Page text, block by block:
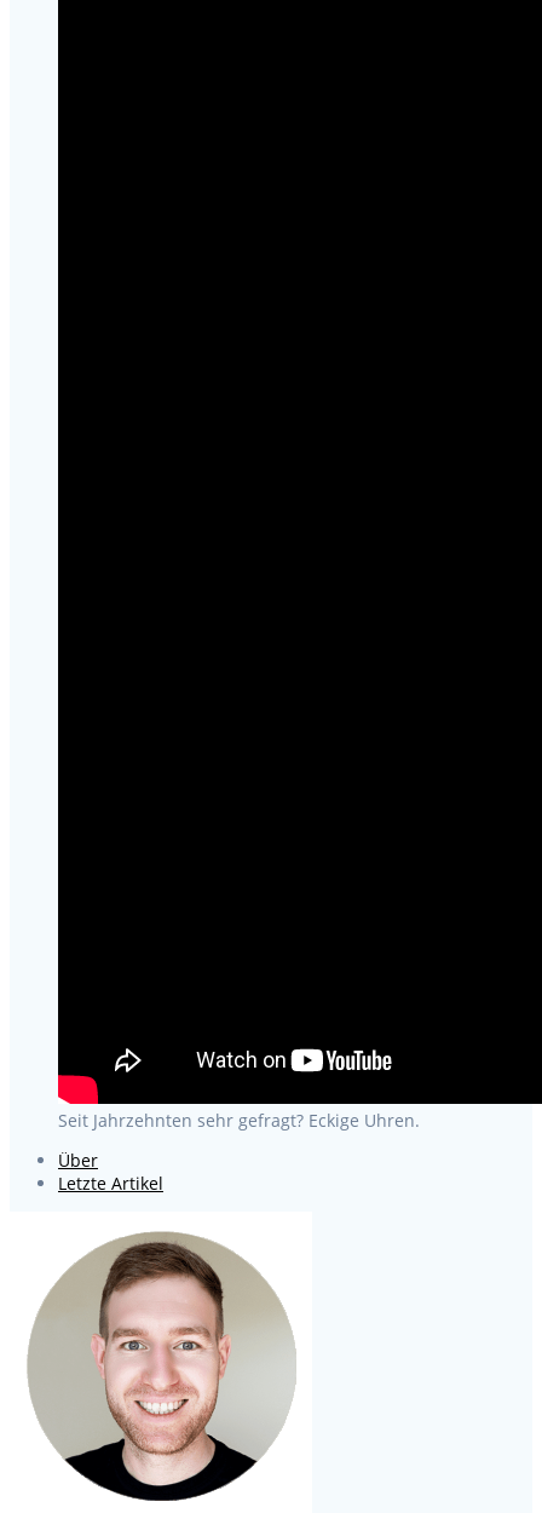
Seit Jahrzehnten sehr gefragt? Eckige Uhren.
Über
Letzte Artikel